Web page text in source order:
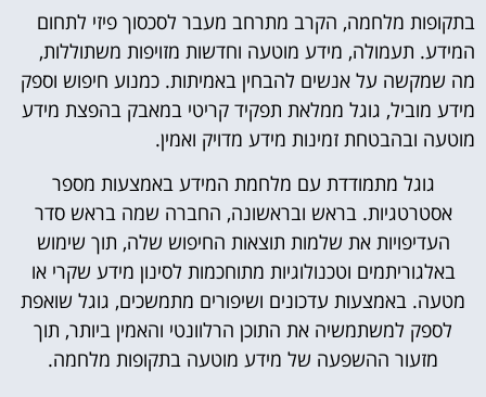
בתקופות מלחמה, הקרב מתרחב מעבר לסכסוך פיזי לתחום
המידע. תעמולה, מידע מוטעה וחדשות מזויפות משתוללות,
מה שמקשה על אנשים להבחין באמיתות. כמנוע חיפוש וספק
מידע מוביל, גוגל ממלאת תפקיד קריטי במאבק בהפצת מידע
מוטעה ובהבטחת זמינות מידע מדויק ואמין.
גוגל מתמודדת עם מלחמת המידע באמצעות מספר
אסטרטגיות. בראש ובראשונה, החברה שמה בראש סדר
העדיפויות את שלמות תוצאות החיפוש שלה, תוך שימוש
באלגוריתמים וטכנולוגיות מתוחכמות לסינון מידע שקרי או
מטעה. באמצעות עדכונים ושיפורים מתמשכים, גוגל שואפת
לספק למשתמשיה את התוכן הרלוונטי והאמין ביותר, תוך
מזעור ההשפעה של מידע מוטעה בתקופות מלחמה.